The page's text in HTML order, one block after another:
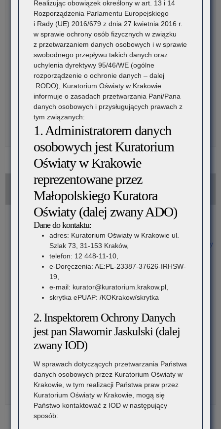
Komunikat nr 5 – Lista uczestników etapu rejonowego –
aktualizacja
Komunikat nr 6 – Lista uczestników etapu rejonowego – II
aktualizacja
Komunikat nr 7 – Lista uczestników etapu rejonowego-III
aktualizacja
Komunikat nr 8 – Organizacja etapu rejonowego
Komunikat nr 9 – Lista uczniów zakwalifikowanych do etapu
wojewódzkiego
Komunikat nr 10 – Organizacja etapu wojewódzkiego
Komunikat nr 11 – Lista laureatów
Komunikat nr 12 – Lista finalistów
Zaproszenie na uroczyste zakończenie konkursów
Materiały
Tematyka, zakres wymagań i literatura
Regulamin konkursu
Zał. nr 1 – Harmonogram szczegółowy
Zał. nr 2 – Zakres wiedzy i umiejętności oraz wykaz literatury
Zał. nr 3 – Wzór zastrzeżenia
Zał. nr 4 – Zgoda rodzica na udział ucznia w konkursie.
Treść wypełniania obowiązku informacyjnego
Zał. nr 5 – Wzór protokołu z etapu szkolnego
Zał. nr 6 – Wzór protokołu z etapu rejonowego
Zał. nr 8 – Wzór zaświadczenia finalisty
Zał. nr 9 – Wzór zaświadczenia laureata
Etap szkolny – arkusz
Etap szkolny – klucz
Etap rejonowy – klucz
Etap wojewódzki – arkusz
Etap wojewódzki – klucz
szkolnym
2022/2023
szkolnym
2022/2023
Realizując obowiązek określony w art. 13 i 14
Rozporządzenia Parlamentu Europejskiego
i Rady (UE) 2016/679 z dnia 27 kwietnia 2016 r.
w sprawie ochrony osób fizycznych w związku
z przetwarzaniem danych osobowych i w sprawie
swobodnego przepływu takich danych oraz
uchylenia dyrektywy 95/46/WE (ogólne
rozporządzenie o ochronie danych – dalej
RODO), Kuratorium Oświaty w Krakowie
informuje o zasadach przetwarzania Pani/Pana
danych osobowych i przysługujących prawach z
tym związanych:
1. Administratorem danych
osobowych jest Kuratorium
Oświaty w Krakowie
reprezentowane przez
Małopolskiego Kuratora
Oświaty (dalej zwany ADO)
Dane do kontaktu:
adres: Kuratorium Oświaty w Krakowie ul.
Szlak 73, 31-153 Kraków,
telefon: 12 448-11-10,
e-Doręczenia: AE:PL-23387-37626-IRHSW-
19,
e-mail: kurator@kuratorium.krakow.pl,
skrytka ePUAP: /KOKrakow/skrytka
2. Inspektorem Ochrony Danych
jest pan Sławomir Jaskulski (dalej
zwany IOD)
W sprawach dotyczących przetwarzania Państwa
danych osobowych przez Kuratorium Oświaty w
Krakowie, w tym realizacji Państwa praw przez
Kuratorium Oświaty w Krakowie, mogą się
Państwo kontaktować z IOD w następujący
sposób: